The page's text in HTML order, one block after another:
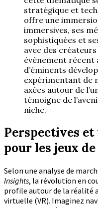
stratégique et
offre une
immersives, ses
sophistiquées et
avec des
évènement récent
d’éminents
expérimentant de
axées autour de
témoigne de
niche.
Perspectives
pour les jeux
Selon une analyse de
Insights, la révolution en
profile autour de la réalité
virtuelle (VR). Imaginez